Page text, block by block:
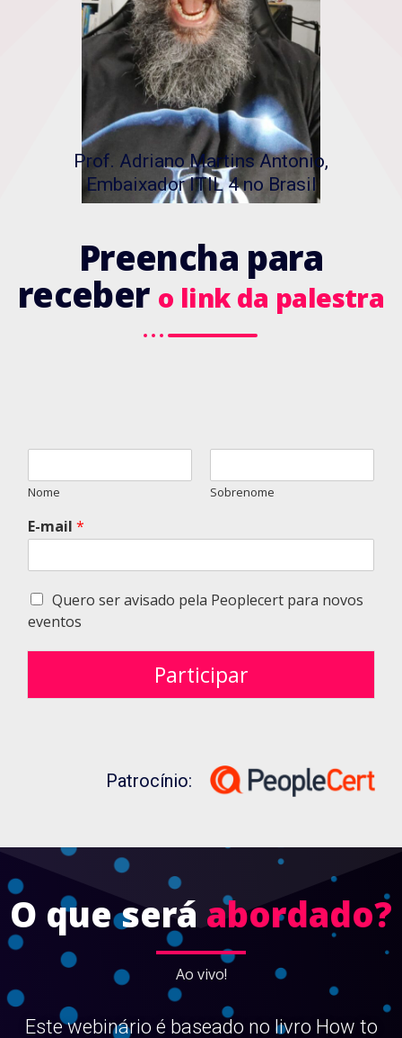
Prof. Adriano Martins Antonio,
Embaixador ITIL 4 no Brasil
Preencha para
receber o link da palestra
m
*
Nome Sobrenome
E-mail *
C
a
i
x
ã
Quero ser avisado pela Peoplecert para novos
eventos
Participar
Patrocínio:
O que será abordado?
Ao vivo!
Este webinário é baseado no livro How to